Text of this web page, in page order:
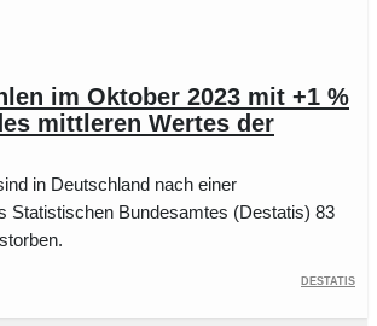
im Oktober 2023 mit +1 %
mittleren Wertes der
in Deutschland nach einer
Statistischen Bundesamtes (Destatis) 83
Destatis